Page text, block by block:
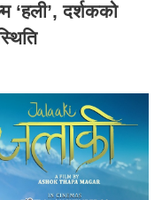
‘हली’, दर्शकको